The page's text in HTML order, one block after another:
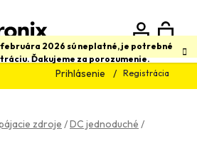
2026 sú neplatné, je potrebné
Ďakujeme za porozumenie.
Prihlásenie Registrácia
Hľadať
zdroje /DC jednoduché /